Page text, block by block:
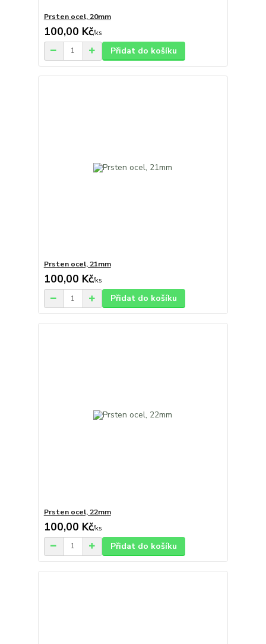
Prsten ocel, 20mm
100,00 Kč/ks
Přidat do košíku
Prsten ocel, 21mm
100,00 Kč/ks
Přidat do košíku
Prsten ocel, 22mm
100,00 Kč/ks
Přidat do košíku